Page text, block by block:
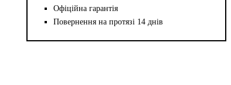
Офіційна гарантія
Повернення на протязі 14 днів